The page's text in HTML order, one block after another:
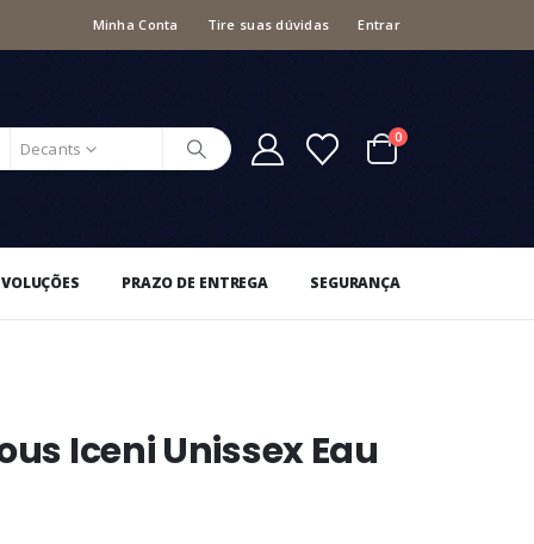
Minha Conta Tire suas dúvidas Entrar
Decants
0
PRAZO DE ENTREGA SEGURANÇA
Iceni Unissex Eau